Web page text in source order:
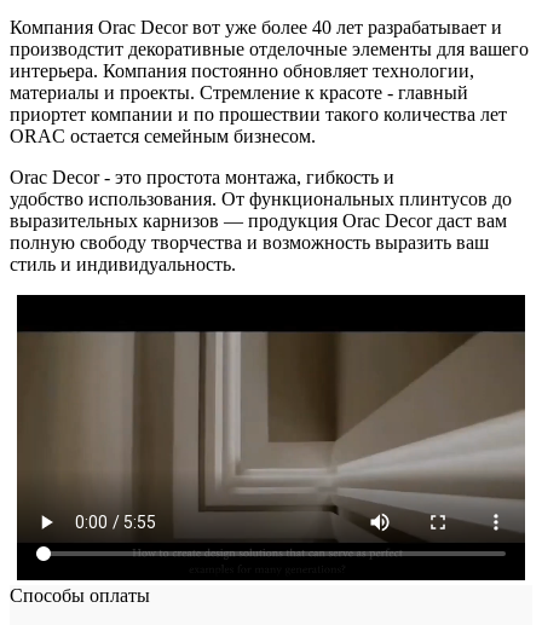
Компания Orac Decor вот уже более 40 лет разрабатывает и
производстит декоративные отделочные элементы для вашего
интерьера. Компания постоянно обновляет технологии,
материалы и проекты. Стремление к красоте - главный
приортет компании и по прошествии такого количества лет
ORAC остается семейным бизнесом.
Orac Decor - это простота монтажа, гибкость и
удобство использования. От функциональных плинтусов до
выразительных карнизов — продукция Orac Decor даст вам
полную свободу творчества и возможность выразить ваш
стиль и индивидуальность.
Способы оплаты